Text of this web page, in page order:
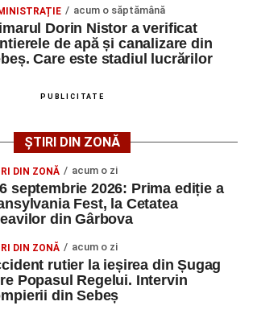
Fest va avea loc în perioada
, laCetatea Greavilor din Gârbova
pe întreaga durată a evenimentului.
din Sebeș
66 de ani, transportată în stare gravă la
ce a fost lovită de o motocicletă pe
din Sebeș
strada Dorobanți din Sebeș: fermeie
ani rănită grav, după ce a fost lovită de o
2026: Prima ediție a Transylvania
acum o săptămână
Dorin Nistor a verificat
de apă și canalizare din
Care este stadiul lucrărilor
PUBLICITATE
ȘTIRI DIN ZONĂ
DIN ZONĂ acum o zi
septembrie 2026: Prima ediție a
Fest, la Cetatea
din Gârbova
DIN ZONĂ acum o zi
rutier la ieșirea din Șugag
Popasul Regelui. Intervin
din Sebeș